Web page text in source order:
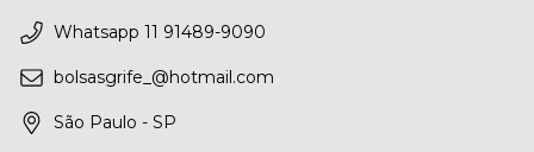
Whatsapp 11 91489-9090
bolsasgrife_@hotmail.com
São Paulo - SP